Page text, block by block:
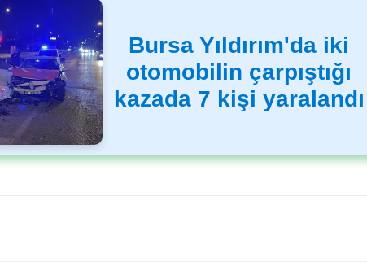
Bursa Yıldırım'da iki
otomobilin çarpıştığı
kazada 7 kişi yaralandı